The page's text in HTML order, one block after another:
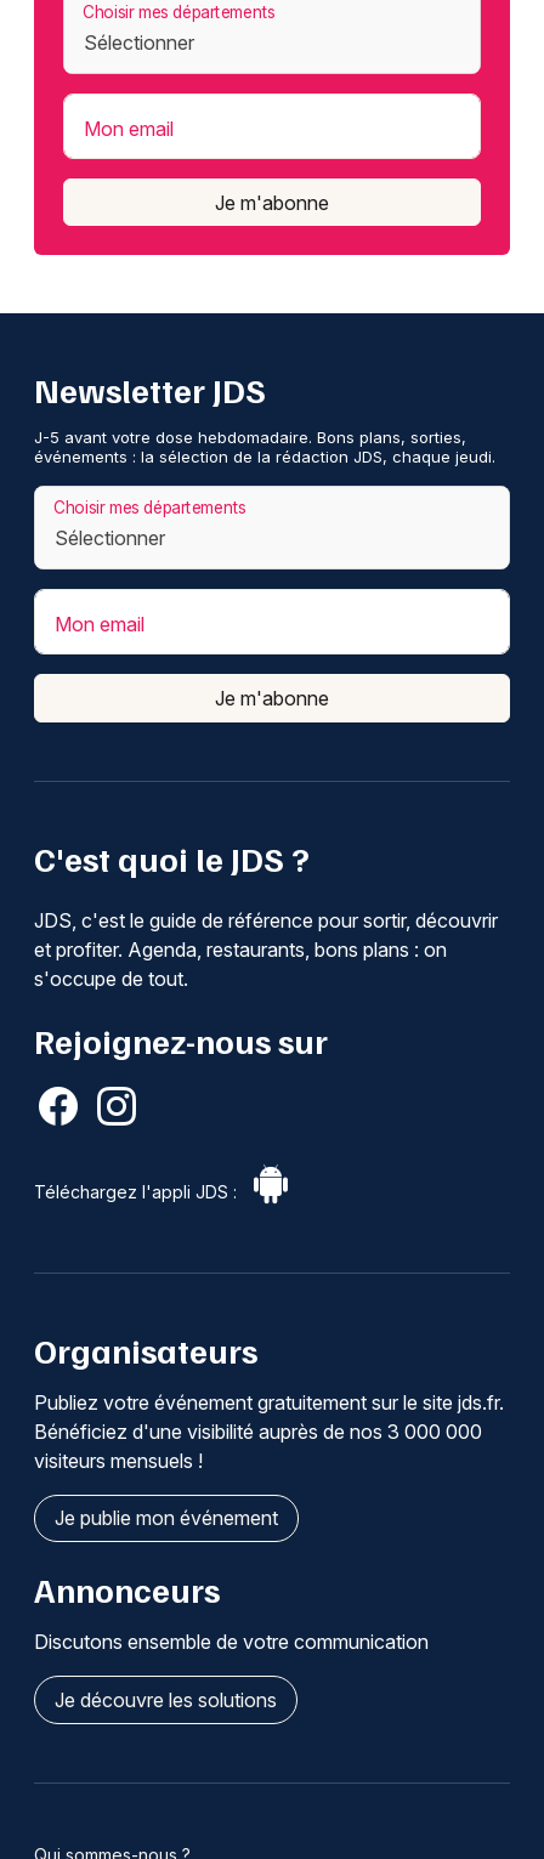
Choisir mes départements
Mon email
Je m'abonne
C'est quoi le JDS ?
JDS, c'est le guide de référence pour sortir, découvrir
et profiter. Agenda, restaurants, bons plans : on
s'occupe de tout.
Rejoignez-nous sur
Téléchargez l'appli JDS :
Newsletter JDS
J-5 avant votre dose hebdomadaire. Bons plans, sorties,
événements : la sélection de la rédaction JDS, chaque jeudi.
Choisir mes départements
Mon email
Je m'abonne
Organisateurs
Publiez votre événement gratuitement sur le site jds.fr.
Bénéficiez d'une visibilité auprès de nos 3 000 000
visiteurs mensuels !
Je publie mon événement
Annonceurs
Discutons ensemble de votre communication
Je découvre les solutions
Qui sommes-nous ?